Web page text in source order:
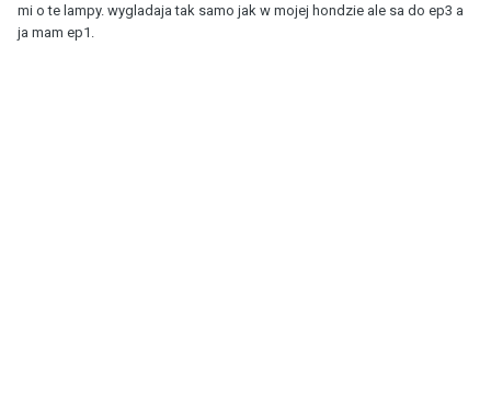
mi o te lampy. wygladaja tak samo jak w mojej hondzie ale sa do ep3 a
ja mam ep1.